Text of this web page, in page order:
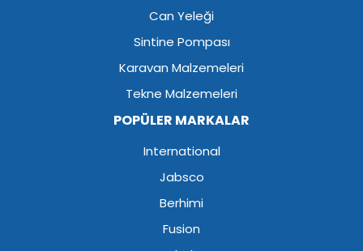
Can Yeleği
Sintine Pompası
Karavan Malzemeleri
Tekne Malzemeleri
POPÜLER MARKALAR
International
Jabsco
Berhimi
Fusion